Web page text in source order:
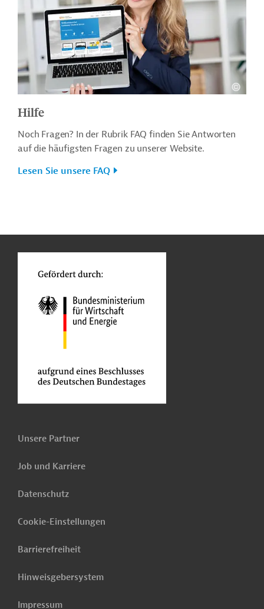
Hilfe
Noch Fragen? In der Rubrik FAQ finden Sie Antworten
auf die häufigsten Fragen zu unserer Website.
Lesen Sie unsere FAQ
Unsere Partner
Job und Karriere
Datenschutz
Cookie-Einstellungen
Barrierefreiheit
Hinweisgebersystem
Impressum